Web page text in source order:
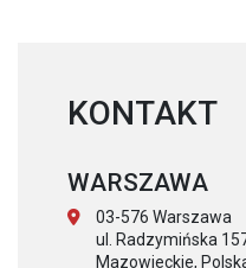
KONTAKT
WARSZAWA
03-576 Warszawa
ul. Radzymińska
Mazowieckie,